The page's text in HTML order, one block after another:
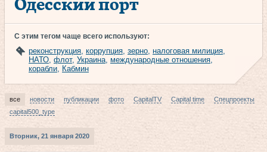
Одесский порт
С этим тегом чаще всего используют:
реконструкция, коррупция, зерно, налоговая милиция,
НАТО, флот, Украина, международные отношения,
корабли, Кабмин
все новости публикации фото CapitalTV Capital time
Спецпроекты
capital500_type
Вторник, 21 января 2020